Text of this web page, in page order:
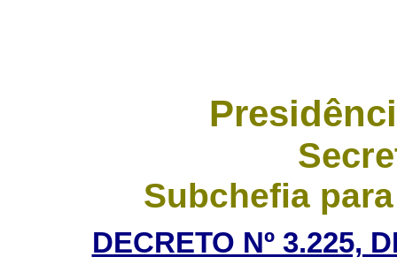
Subchefia
DECRETO Nº 3.225,